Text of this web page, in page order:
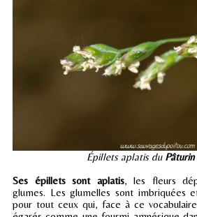
Épillets aplatis du
Ses épillets sont aplatis, les fleurs
glumes. Les glumelles sont imbriquées
pour tout ceux qui, face à ce